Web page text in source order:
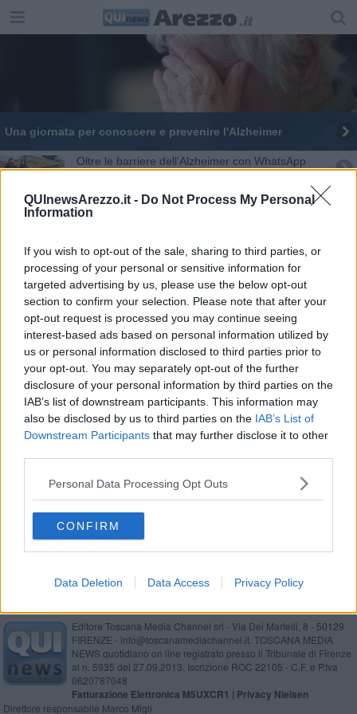
QUInewsArezzo.it - Do Not Process My Personal
Information
If you wish to opt-out of the sale, sharing to third parties, or
processing of your personal or sensitive information for
targeted advertising by us, please use the below opt-out
section to confirm your selection. Please note that after your
opt-out request is processed you may continue seeing
interest-based ads based on personal information utilized by
us or personal information disclosed to third parties prior to
your opt-out. You may separately opt-out of the further
disclosure of your personal information by third parties on the
IAB’s list of downstream participants. This information may
also be disclosed by us to third parties on the IAB’s List of
Downstream Participants that may further disclose it to other
Personal Data Processing Opt Outs
CONFIRM
Data Deletion Data Access Privacy Policy
Una giornata per conoscere e prevenire l'Alzheimer
Oltre le barriere dell'Alzheimer con WhatsApp
Casa Pia, la donazione dal Rotary Club Arezzo
Il Natale? I toscani lo sognano casa e famiglia
​Alzheimer, un incontro per promuovere le cure
Tre giorni di incontri per dire "no" ai pregiudizi
Rsa, guariti tutti gli anziani Covid
La "Casa Pia" tra emergenza Covid e ripartenza
Lotta all'Alzheimer, azienda aretina fa passi da
gigante
​Alzheimer: un progetto per affrontare
l’emergenza
Un convegno sulle buone pratiche per l’Alzheimer
Editore Toscana Media Channel srl - Via Dei Martelli, 8 - 50129
FIRENZE - info@toscanamediachannel.it. TOSCANA MEDIA
NEWS quotidiano on line registrato presso il Tribunale di Firenze
al n. 5935 del 27.09.2013. Iscrizione ROC 22105 - C.F. e P.Iva
0620787048
Fatturazione Elettronica M5UXCR1 | Privacy Nielsen
Direttore responsabile Marco Migli